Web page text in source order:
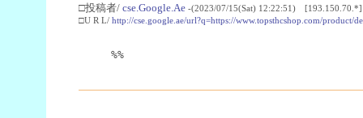
□投稿者/ cse.Google.Ae -(2023/07/15(Sat) 12:22:51) [193.150.70.*]
□U R L/ http://cse.google.ae/url?q=https://www.topsthcshop.com/
%%